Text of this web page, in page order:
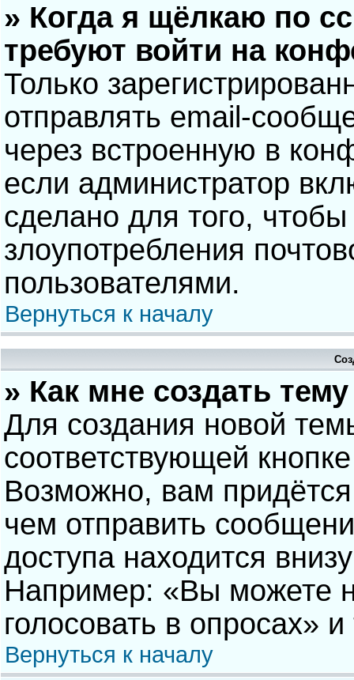
» Когда я щёлкаю по
требуют войти на
Только
отправлять email-
через встроенную в
если администратор
сделано для того, чтобы
злоупотребления
пользователями.
Вернуться к началу
» Как мне создать
Для создания новой
соответствующей
Возможно, вам
чем отправить
доступа находится
Например: «Вы можете
голосовать в опросах» и
Вернуться к началу